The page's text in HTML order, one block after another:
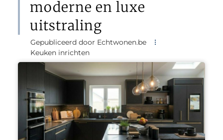
moderne en luxe
uitstraling
Gepubliceerd door Echtwonen.be
Keuken inrichten